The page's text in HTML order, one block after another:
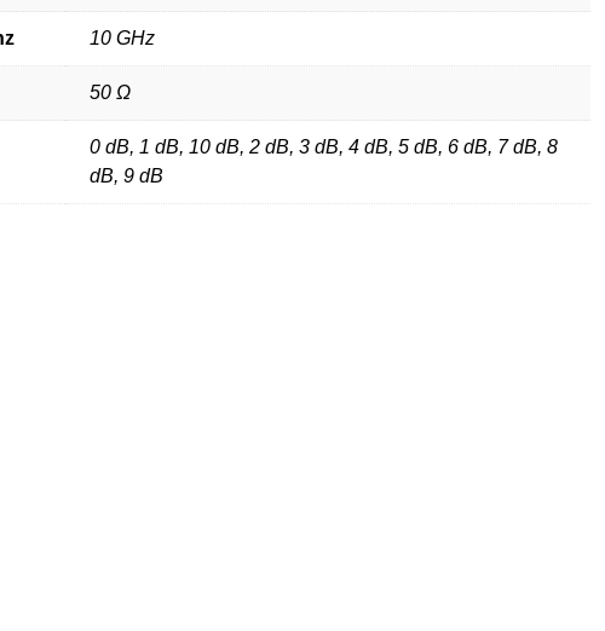
10 GHz
50 Ω
0 dB, 1 dB, 10 dB, 2 dB, 3 dB, 4 dB, 5 dB, 6 dB, 7 dB, 8
dB, 9 dB